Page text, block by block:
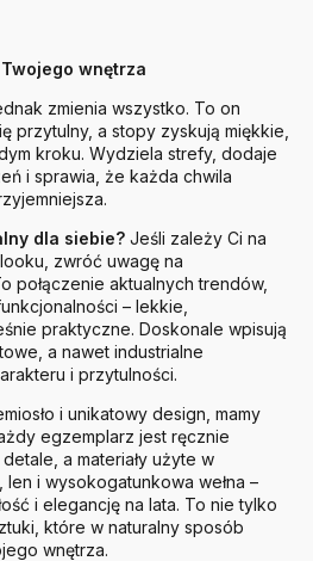
wnętrza
zmienia wszystko. To on
przytulny, a stopy zyskują miękkie,
kroku. Wydziela strefy, dodaje
i sprawia, że każda chwila
dla siebie? Jeśli zależy Ci na
zwróć uwagę na
połączenie aktualnych trendów,
– lekkie,
praktyczne. Doskonale wpisują
a nawet industrialne
i przytulności.
i unikatowy design, mamy
egzemplarz jest ręcznie
a materiały użyte w
len i wysokogatunkowa wełna –
i elegancję na lata. To nie tylko
które w naturalny sposób
wnętrza.